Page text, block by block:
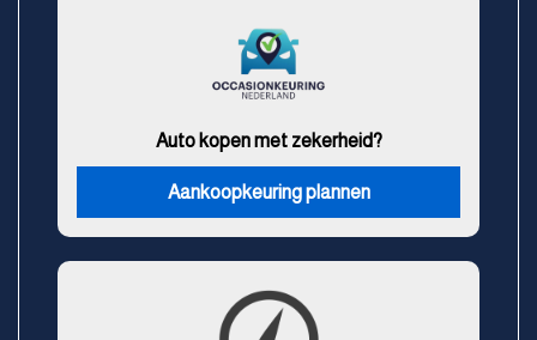
Auto kopen met zekerheid?
Aankoopkeuring plannen